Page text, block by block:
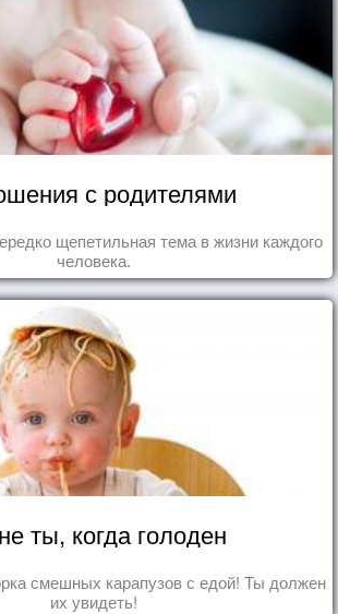
с родителями
щепетильная тема в жизни каждого
человека.
ты, когда голоден
смешных карапузов с едой! Ты должен
их увидеть!